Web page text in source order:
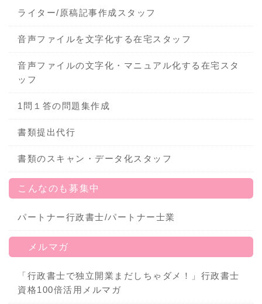
ライター/原稿記事作成スタッフ
音声ファイルを文字化する在宅スタッフ
音声ファイルの文字化・マニュアル化する在宅スタ
ッフ
1問１答の問題集作成
書類提出代行
書類のスキャン・データ化スタッフ
こんなのも募集中
パートナー行政書士/パートナー士業
メルマガ
「行政書士で独立開業まだしちゃダメ！」行政書士
資格100倍活用メルマガ